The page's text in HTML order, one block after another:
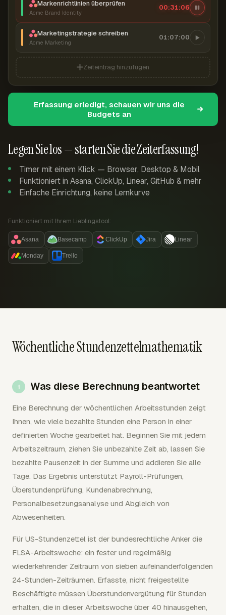
Legen Sie los — starten Sie die Zeiterfassung!
Timer mit einem Klick — Browser, Desktop & Mobil
Funktioniert in Asana, ClickUp, Linear, GitHub & mehr
Einfache Einrichtung, keine Lernkurve
Funktioniert mit Ihrem Lieblingstool:
Asana Basecamp ClickUp Jira Linear
Monday Trello
Markenrichtlinien überprüfen
Acme Brand Identity
00:31:07
Marketingstrategie schreiben
Acme Marketing
01:07:00
Zeiteintrag hinzufügen
Erfassung erledigt, schauen wir uns die
Budgets an
Wöchentliche Stundenzettelmathematik
Was diese Berechnung beantwortet
Eine Berechnung der wöchentlichen Arbeitsstunden zeigt
Ihnen, wie viele bezahlte Stunden eine Person in einer
definierten Woche gearbeitet hat. Beginnen Sie mit jedem
Arbeitszeitraum, ziehen Sie unbezahlte Zeit ab, lassen Sie
bezahlte Pausenzeit in der Summe und addieren Sie alle
Tage. Das Ergebnis unterstützt Payroll-Prüfungen,
Überstundenprüfung, Kundenabrechnung,
Personalbesetzungsanalyse und Abgleich von
Abwesenheiten.
Für US-Stundenzettel ist der bundesrechtliche Anker die
FLSA-Arbeitswoche: ein fester und regelmäßig
wiederkehrender Zeitraum von sieben aufeinanderfolgenden
24-Stunden-Zeiträumen. Erfasste, nicht freigestellte
Beschäftigte müssen Überstundenvergütung für Stunden
erhalten, die in dieser Arbeitswoche über 40 hinausgehen,